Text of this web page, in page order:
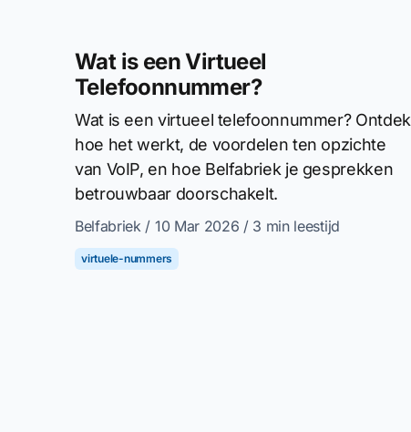
Wat is een Virtueel
Telefoonnummer?
Wat is een virtueel telefoonnummer? Ontdek
hoe het werkt, de voordelen ten opzichte
van VoIP, en hoe Belfabriek je gesprekken
betrouwbaar doorschakelt.
Belfabriek / 10 Mar 2026 / 3 min leestijd
virtuele-nummers